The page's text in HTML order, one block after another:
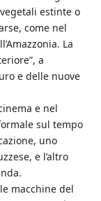
estinte o
come nel
La
a
e delle nuove
e nel
sul tempo
uno
e l’altro
macchine del